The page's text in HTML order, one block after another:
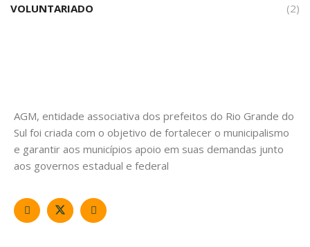
VOLUNTARIADO
(2)
AGM, entidade associativa dos prefeitos do Rio Grande do
Sul foi criada com o objetivo de fortalecer o municipalismo
e garantir aos municípios apoio em suas demandas junto
aos governos estadual e federal